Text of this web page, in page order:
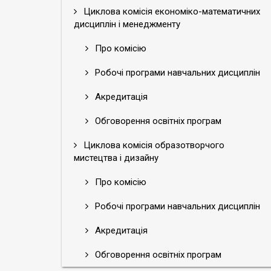
Циклова комісія економіко-математичних
дисциплін і менеджменту
Про комісію
Робочі програми навчальних дисциплін
Акредитація
Обговорення освітніх програм
Циклова комісія образотворчого
мистецтва і дизайну
Про комісію
Робочі програми навчальних дисциплін
Акредитація
Обговорення освітніх програм